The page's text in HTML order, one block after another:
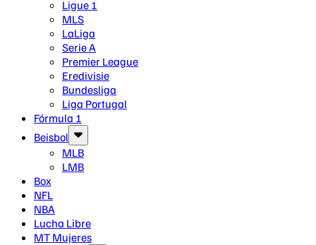
Ligue 1
MLS
LaLiga
Serie A
Premier League
Eredivisie
Bundesliga
Liga Portugal
Fórmula 1
Beisbol
MLB
LMB
Box
NFL
NBA
Lucha Libre
MT Mujeres